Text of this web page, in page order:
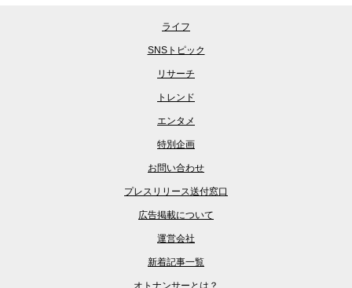
ライフ
SNSトピック
リサーチ
トレンド
エンタメ
特別企画
お問い合わせ
プレスリリース送付窓口
広告掲載について
運営会社
新着記事一覧